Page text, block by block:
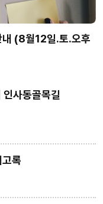
(8월12일.토.오후
사동골목길
록